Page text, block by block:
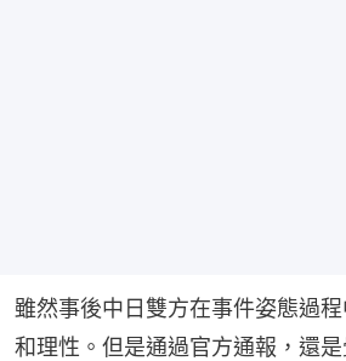
雖然事後中日雙方在事件姿態過
和理性。但是通過官方通報，還